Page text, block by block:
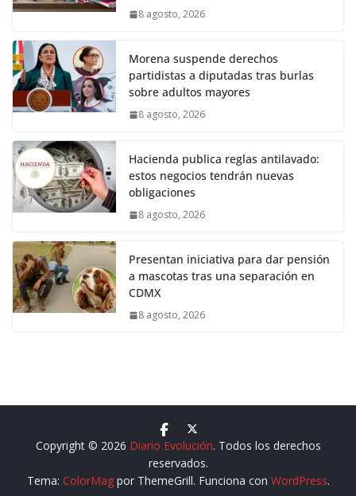
8 agosto, 2026
Morena suspende derechos
partidistas a diputadas tras burlas
sobre adultos mayores
8 agosto, 2026
Hacienda publica reglas antilavado:
estos negocios tendrán nuevas
obligaciones
8 agosto, 2026
Presentan iniciativa para dar pensión
a mascotas tras una separación en
CDMX
8 agosto, 2026
Copyright © 2026 Diario Evolución. Todos los derechos
reservados.
Tema: ColorMagpor ThemeGrill. Funciona con WordPress.